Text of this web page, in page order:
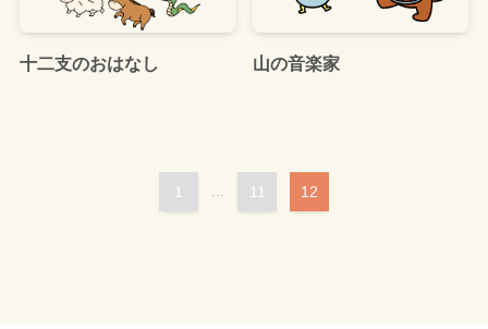
十二支のおはなし 山の音楽家
1 ... 11 12